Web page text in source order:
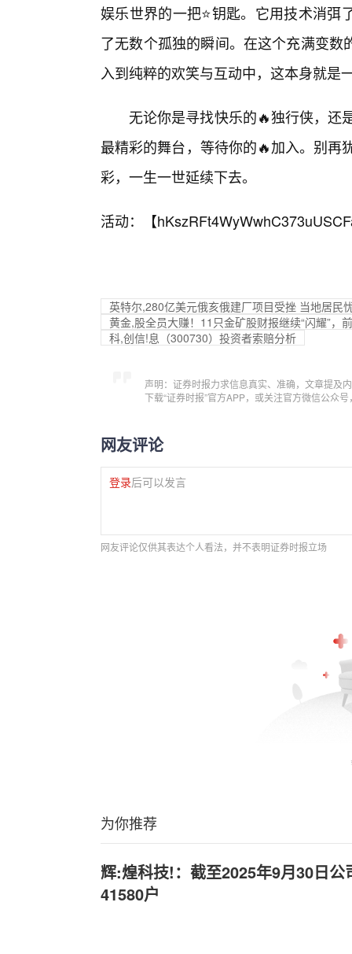
娱乐世界的一把⭐钥匙。它用技术消
了无数个孤独的瞬间。在这个充满变
入到纯粹的欢笑与互动中，这本身就是
无论你是寻找快乐的🔥独行侠，还
最精彩的舞台，等待你的🔥加入。别再
彩，一生一世延续下去。
活动：【
英特尔,280亿美元俄亥俄建厂项目受挫 当地居民
黄金,股全员大赚！11只金矿股财报继续“闪耀”，
科,创信!息（300730）投资者索赔分析
声明：证券时报力求信息真实、准确，文章提及
下载“证券时报”官方APP，或关注官方微信公众
网友评论
登录后可以发言
网友评论仅供其表达个人看法，并不表明证券时报立场
为你推荐
辉:煌科技!：截至2025年9月30日公
41580户